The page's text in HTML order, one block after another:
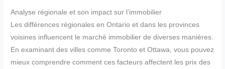
Analyse régionale et son impact sur l’immobilier
Les différences régionales en Ontario et dans les provinces
voisines influencent le marché immobilier de diverses manières.
En examinant des villes comme Toronto et Ottawa, vous pouvez
mieux comprendre comment ces facteurs affectent les prix des